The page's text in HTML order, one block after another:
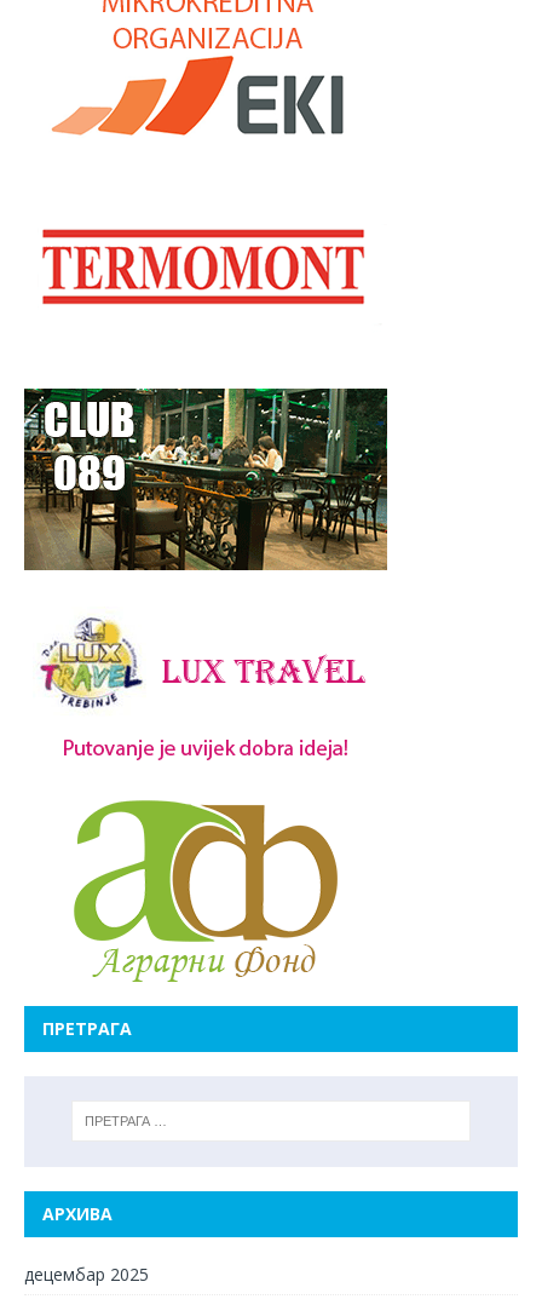
ПРЕТРАГА
АРХИВА
децембар 2025